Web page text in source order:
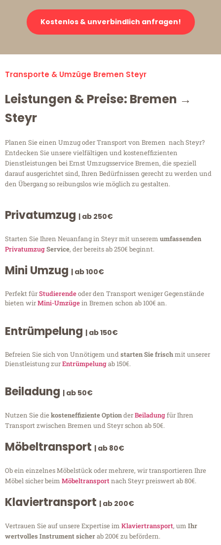
Kostenlos & unverbindlich anfragen!
Transporte & Umzüge Bremen Steyr
Leistungen & Preise: Bremen →
Steyr
Planen Sie einen Umzug oder Transport von Bremen nach Steyr?
Entdecken Sie unsere vielfältigen und kosteneffizienten
Dienstleistungen bei Ernst Umzugsservice Bremen, die speziell
darauf ausgerichtet sind, Ihren Bedürfnissen gerecht zu werden und
den Übergang so reibungslos wie möglich zu gestalten.
Privatumzug | ab 250€
Starten Sie Ihren Neuanfang in Steyr mit unserem umfassenden
PrivatumzugService, der bereits ab 250€ beginnt.
Mini Umzug | ab 100€
Perfekt fürStudierendeoder den Transport weniger Gegenstände
bieten wirMini-Umzügein Bremen schon ab 100€ an.
Entrümpelung | ab 150€
Befreien Sie sich von Unnötigem undstarten Sie frischmit unserer
Dienstleistung zurEntrümpelungab 150€.
Beiladung | ab 50€
Nutzen Sie diekosteneffiziente OptionderBeiladungfür Ihren
Transport zwischen Bremen und Steyr schon ab 50€.
Möbeltransport | ab 80€
Ob ein einzelnes Möbelstück oder mehrere, wir transportieren Ihre
Möbel sicher beim Möbeltransportnach Steyr preiswert ab 80€.
Klaviertransport | ab 200€
Vertrauen Sie auf unsere Expertise im Klaviertransport, um Ihr
wertvolles Instrument sicherab 200€ zu befördern.